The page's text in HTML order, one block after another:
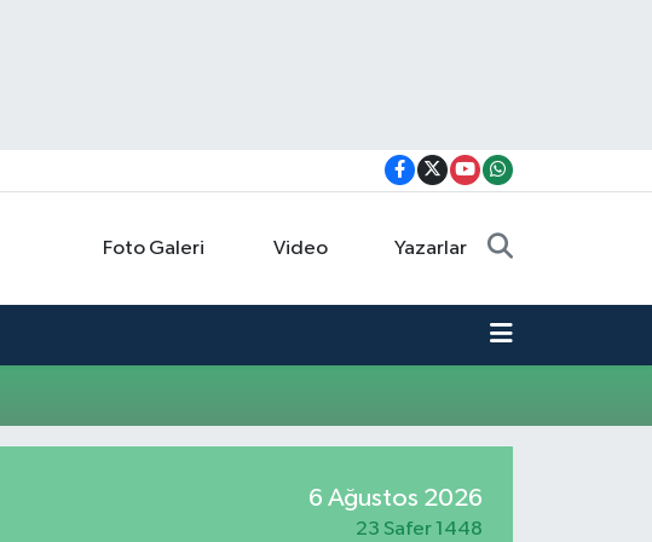
Foto Galeri Video Yazarlar
6 Ağustos 2026
23 Safer 1448